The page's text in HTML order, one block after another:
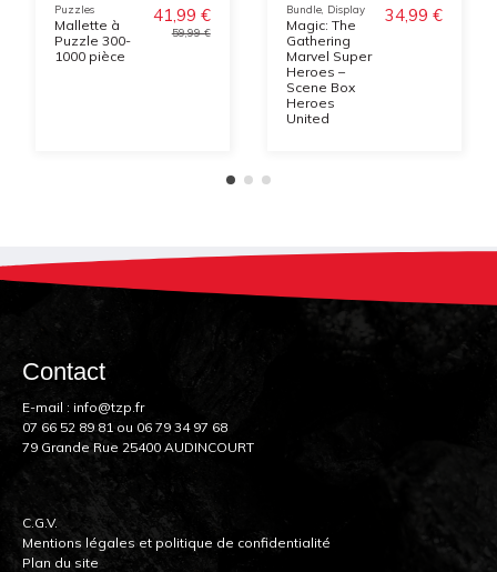
Puzzles
Mallette à
Puzzle 300-
1000 pièce
41,99 €
59,99 €
Bundle, Display
Magic: The
Gathering
Marvel Super
Heroes –
Scene Box
Heroes
United
34,99 €
Contact
E-mail : info@tzp.fr
07 66 52 89 81 ou 06 79 34 97 68
79 Grande Rue 25400 AUDINCOURT
C.G.V.
Mentions légales et politique de confidentialité
Plan du site